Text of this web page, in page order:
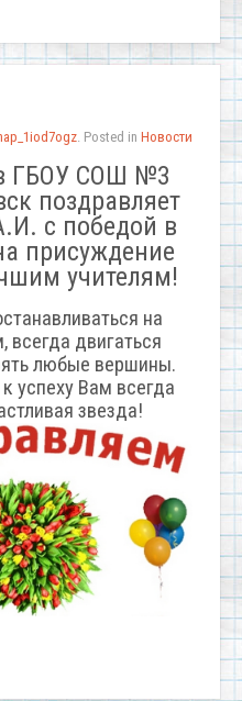
. Posted in Новости
ГБОУ СОШ №3
поздравляет
с победой в
присуждение
учителям!
на
всегда двигаться
любые вершины.
успеху Вам всегда
звезда!